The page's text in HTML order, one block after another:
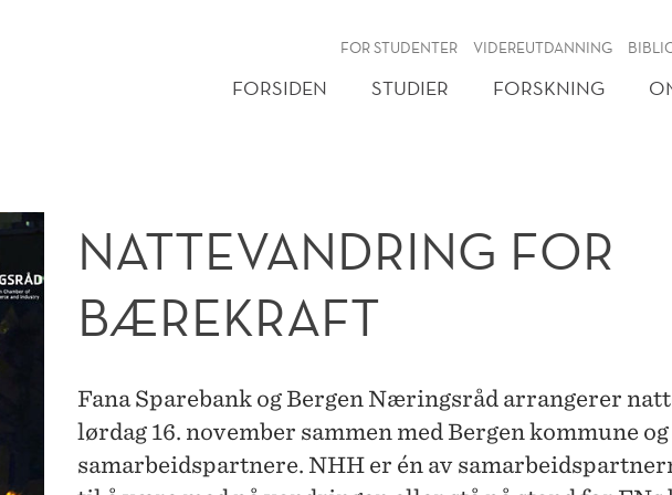
FOR STUDENTER VIDEREUTDANNING
FORSIDEN STUDIER FORSKNING
NATTEVANDRING FOR
BÆREKRAFT
Fana Sparebank og Bergen Næringsråd arrangerer
lørdag 16. november sammen med Bergen kommune
samarbeidspartnere. NHH er én av